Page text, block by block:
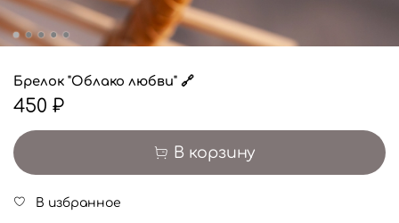
Брелок "Облако любви" 🔗
450 ₽
В корзину
В избранное